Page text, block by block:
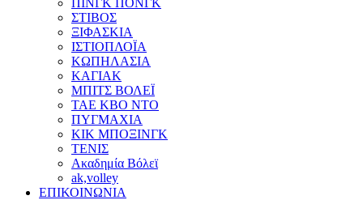
ΠΙΝΓΚ ΠΟΝΓΚ
ΣΤΙΒΟΣ
ΞΙΦΑΣΚΙΑ
ΙΣΤΙΟΠΛΟΪΑ
ΚΩΠΗΛΑΣΙΑ
ΚΑΓΙΑΚ
ΜΠΙΤΣ ΒΟΛΕΪ
ΤΑΕ ΚΒΟ ΝΤΟ
ΠΥΓΜΑΧΙΑ
ΚΙΚ ΜΠΟΞΙΝΓΚ
ΤΕΝΙΣ
Ακαδημία Βόλεϊ
ak,volley
ΕΠΙΚΟΙΝΩΝΙΑ